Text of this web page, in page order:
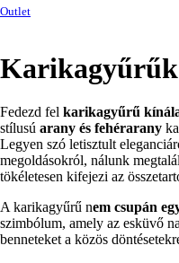
Outlet
Karikagyűrűk
Fedezd fel karikagyűrű
stílusú arany és fehérarany
Legyen szó letisztult
megoldásokról, nálunk
tökéletesen kifejezi az
A karikagyűrű nem csupán
szimbólum, amely az esküvő
benneteket a közös